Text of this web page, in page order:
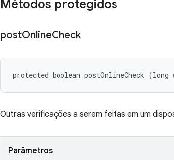
Métodos protegidos
postOnlineCheck
protected boolean postOnlineCheck (long
Outras verificações a serem feitas em um
Parâmetros